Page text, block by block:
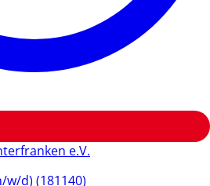
e.V.
d) (181140)